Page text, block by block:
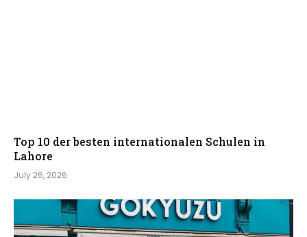
Top 10 der besten internationalen Schulen in
Lahore
July 26, 2026